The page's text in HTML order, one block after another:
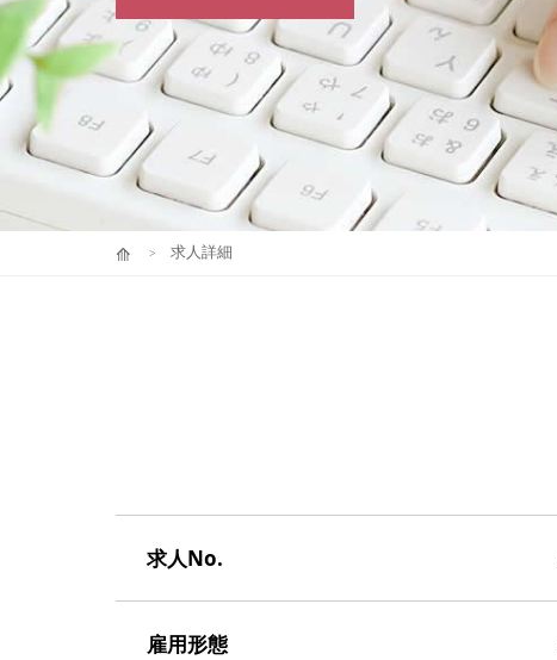
求人詳細
求人No.
雇用形態